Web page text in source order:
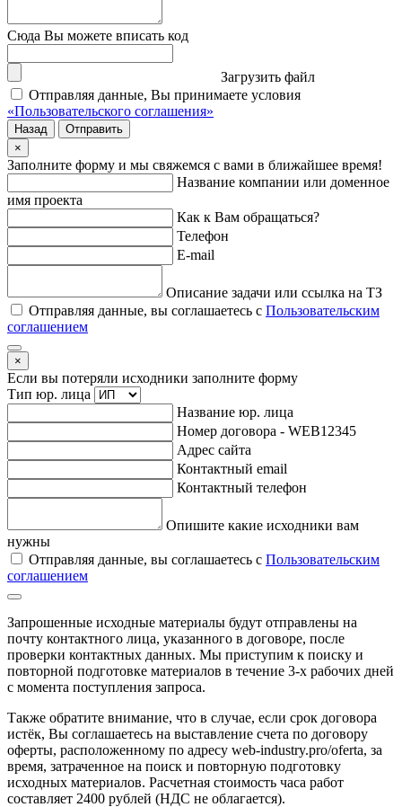
Сюда Вы можете вписать код
Загрузить файл
Отправляя данные, Вы принимаете условия
«Пользовательского соглашения»
Назад
Отправить
×
Заполните форму и мы свяжемся с вами в ближайшее время!
Название компании или доменное
имя проекта
Как к Вам обращаться?
Телефон
E-mail
Описание задачи или ссылка на ТЗ
Отправляя данные, вы соглашаетесь с Пользовательским
соглашением
×
Если вы потеряли исходники заполните форму
Тип юр. лица
Название юр. лица
Номер договора - WEB12345
Адрес сайта
Контактный email
Контактный телефон
Опишите какие исходники вам
нужны
Отправляя данные, вы соглашаетесь с Пользовательским
соглашением
Запрошенные исходные материалы будут отправлены на
почту контактного лица, указанного в договоре, после
проверки контактных данных. Мы приступим к поиску и
повторной подготовке материалов в течение 3-х рабочих дней
с момента поступления запроса.
Также обратите внимание, что в случае, если срок договора
истёк, Вы соглашаетесь на выставление счета по договору
оферты, расположенному по адресу web-industry.pro/oferta, за
время, затраченное на поиск и повторную подготовку
исходных материалов. Расчетная стоимость часа работ
составляет 2400 рублей (НДС не облагается).